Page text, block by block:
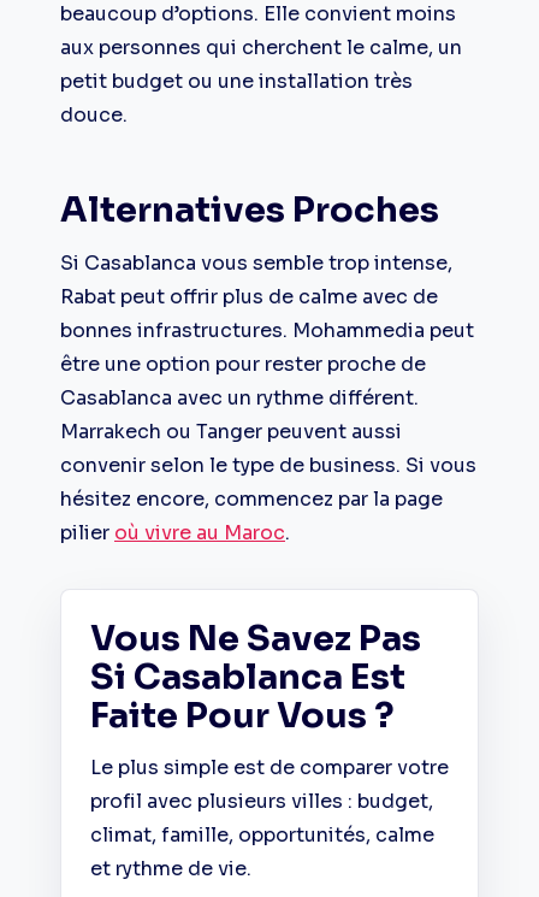
beaucoup d’options. Elle convient moins
aux personnes qui cherchent le calme, un
petit budget ou une installation très
douce.
Alternatives Proches
Si Casablanca vous semble trop intense,
Rabat peut offrir plus de calme avec de
bonnes infrastructures. Mohammedia peut
être une option pour rester proche de
Casablanca avec un rythme différent.
Marrakech ou Tanger peuvent aussi
convenir selon le type de business. Si vous
hésitez encore, commencez par la page
pilier où vivre au Maroc.
Vous Ne Savez Pas
Si Casablanca Est
Faite Pour Vous ?
Le plus simple est de comparer votre
profil avec plusieurs villes : budget,
climat, famille, opportunités, calme
et rythme de vie.